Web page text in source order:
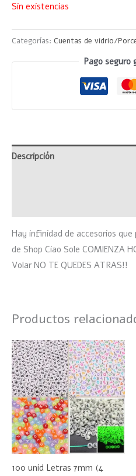
Sin existencias
Categorías: Cuentas de vidrio/
Pago seguro
Descripción
Hay infinidad de accesorios que
de Shop Ciao Sole COMIENZA
Volar NO TE QUEDES ATRAS!!
Productos
100 unid Letras 7mm (4
Este
producto
tiene
múltiples
variantes.
Las
opciones
pueden